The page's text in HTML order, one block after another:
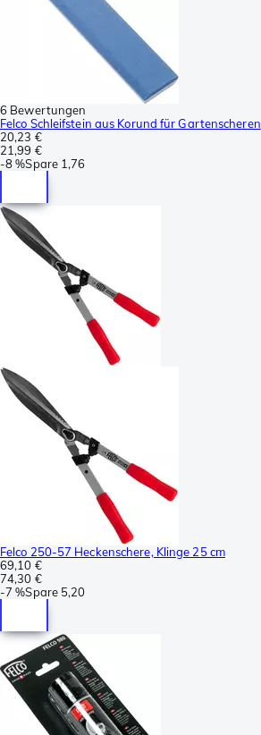
6 Bewertungen
Felco Schleifstein aus Korund für Gartenscheren
20,23 €
21,99 €
-8 %Spare 1,76
Felco 250-57 Heckenschere, Klinge 25 cm
69,10 €
74,30 €
-7 %Spare 5,20